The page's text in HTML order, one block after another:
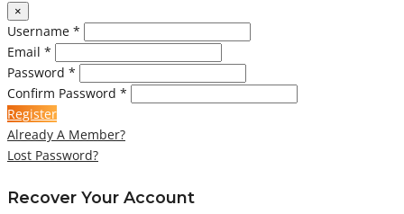
×
Username *
Email *
Password *
Confirm Password *
Register
Already A Member?
Lost Password?
Recover Your Account